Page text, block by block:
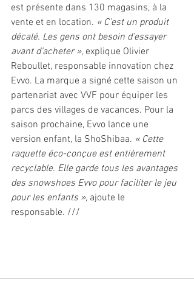
est présente dans 130 magasins, à la
vente et en location. « C’est un produit
décalé. Les gens ont besoin d’essayer
avant d’acheter », explique Olivier
Reboullet, responsable innovation chez
Evvo. La marque a signé cette saison un
partenariat avec VVF pour équiper les
parcs des villages de vacances. Pour la
saison prochaine, Evvo lance une
version enfant, la ShoShibaa. « Cette
raquette éco-conçue est entièrement
recyclable. Elle garde tous les avantages
des snowshoes Evvo pour faciliter le jeu
pour les enfants », ajoute le
responsable. ///